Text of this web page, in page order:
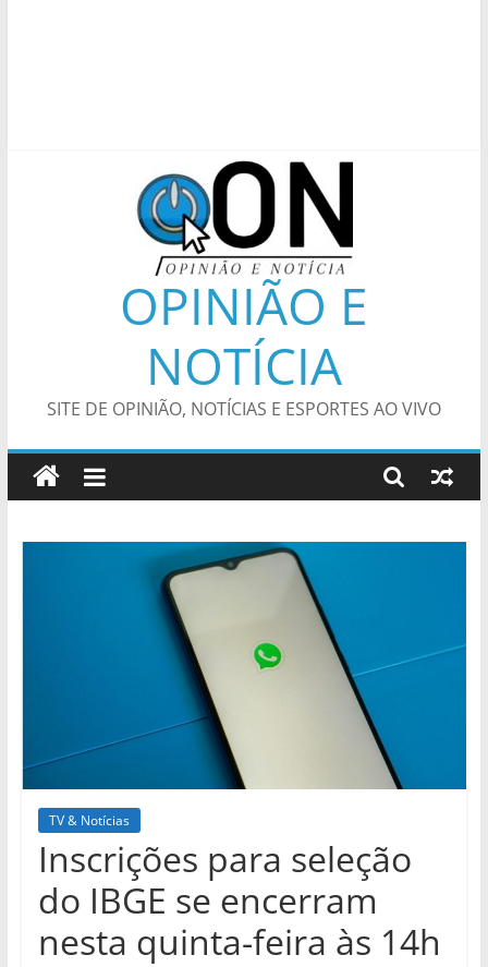
OPINIÃO E
NOTÍCIA
SITE DE OPINIÃO, NOTÍCIAS E ESPORTES AO VIVO
TV & Notícias
Inscrições para seleção
do IBGE se encerram
nesta quinta-feira às 14h